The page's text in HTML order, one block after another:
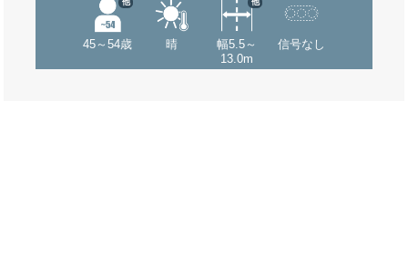
45～54歳
他
晴
幅5.5～
13.0m
他
信号なし